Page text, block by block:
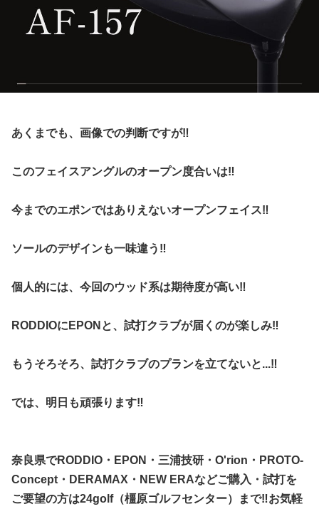
あくまでも、画像での判断ですが‼︎
このフェイスアングルのオープン度合いは‼︎
今までのエポンではありえないオープンフェイス‼︎
ソールのデザインも一味違う‼︎
個人的には、今回のウッド系は期待度が高い‼︎
RODDIOにEPONと、試打クラブが届くのが楽しみ‼︎
もうそろそろ、試打クラブのプランを立てないと...‼︎
では、明日も頑張ります‼︎
奈良県でRODDIO・EPON・三浦技研・O'rion・PROTO-
Concept・DERAMAX・NEW ERAなどご購入・試打を
ご要望の方は24golf（橿原ゴルフセンター）まで‼︎お気軽